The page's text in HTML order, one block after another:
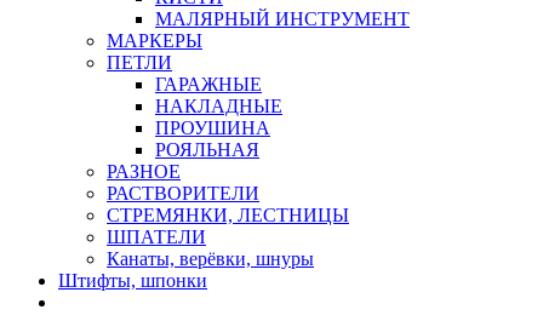
МАЛЯРНЫЙ ИНСТРУМЕНТ
МАРКЕРЫ
ПЕТЛИ
ГАРАЖНЫЕ
НАКЛАДНЫЕ
ПРОУШИНА
РОЯЛЬНАЯ
РАЗНОЕ
РАСТВОРИТЕЛИ
СТРЕМЯНКИ, ЛЕСТНИЦЫ
ШПАТЕЛИ
Канаты, верёвки, шнуры
Штифты, шпонки